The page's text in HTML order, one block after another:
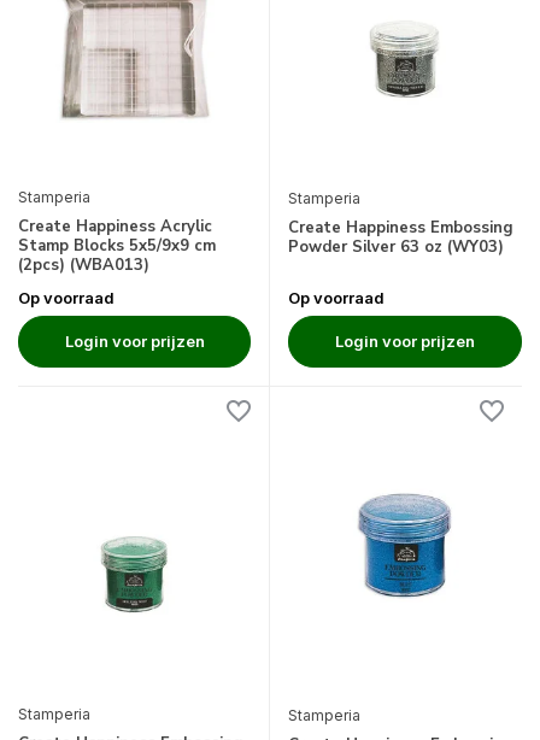
Stamperia
Create Happiness Acrylic
Stamp Blocks 5x5/9x9 cm
(2pcs) (WBA013)
Op voorraad
Login voor prijzen
Stamperia
Create Happiness Embossing
Powder Silver 63 oz (WY03)
Op voorraad
Login voor prijzen
Stamperia Stamperia